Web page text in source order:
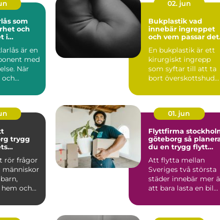
som
och
i
är en
med
När
och
02. jun
Bukplastik vad
innebär ingreppet
och vem passar det
En bukplastik är ett
kirurgiskt ingrepp
som syftar till att ta
bort överskottshud
rör frågor
människor
och
01. jun
Flyttfirma
göteborg så planerar
du en trygg flytt
Att flytta mellan
Sveriges två största
städer innebär mer
att bara lasta en bil